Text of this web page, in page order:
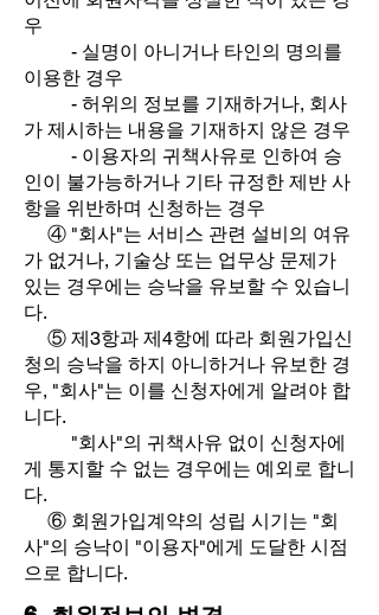
우
- 실명이 아니거나 타인의 명의를
이용한 경우
- 허위의 정보를 기재하거나, 회사
가 제시하는 내용을 기재하지 않은 경우
- 이용자의 귀책사유로 인하여 승
인이 불가능하거나 기타 규정한 제반 사
항을 위반하며 신청하는 경우
④ "회사"는 서비스 관련 설비의 여유
가 없거나, 기술상 또는 업무상 문제가
있는 경우에는 승낙을 유보할 수 있습니
다.
⑤ 제3항과 제4항에 따라 회원가입신
청의 승낙을 하지 아니하거나 유보한 경
우, "회사"는 이를 신청자에게 알려야 합
니다.
"회사"의 귀책사유 없이 신청자에
게 통지할 수 없는 경우에는 예외로 합니
다.
⑥ 회원가입계약의 성립 시기는 "회
사"의 승낙이 "이용자"에게 도달한 시점
으로 합니다.